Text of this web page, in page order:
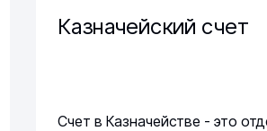
Казначейский счет
Счет в Казначействе - это